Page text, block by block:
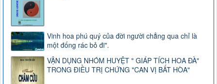
Vinh hoa phú quý của đời người chẳng qua chỉ là
một đống rác bỏ đi".
VẬN DỤNG NHÓM HUYỆT " GIÁP TÍCH HOA ĐÀ"
TRONG ĐIỀU TRỊ CHỨNG "CAN VỊ BẤT HÒA"